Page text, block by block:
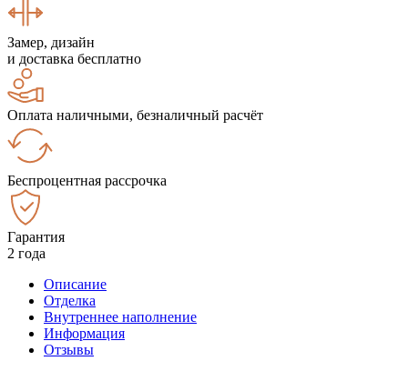
Замер, дизайн
и доставка бесплатно
Оплата наличными, безналичный расчёт
Беспроцентная рассрочка
Гарантия
2 года
Описание
Отделка
Внутреннее наполнение
Информация
Отзывы